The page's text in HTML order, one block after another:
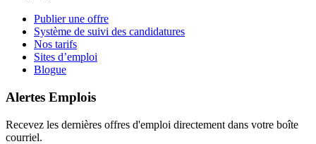
Publier une offre
Système de suivi des candidatures
Nos tarifs
Sites d’emploi
Blogue
Alertes Emplois
Recevez les dernières offres d'emploi directement dans votre boîte
courriel.